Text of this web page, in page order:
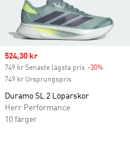
Sale price
524,30 kr
749 kr Senaste lägsta pris -30%
749 kr Ursprungspris
Duramo SL 2 Löparskor
Herr Performance
10 färger